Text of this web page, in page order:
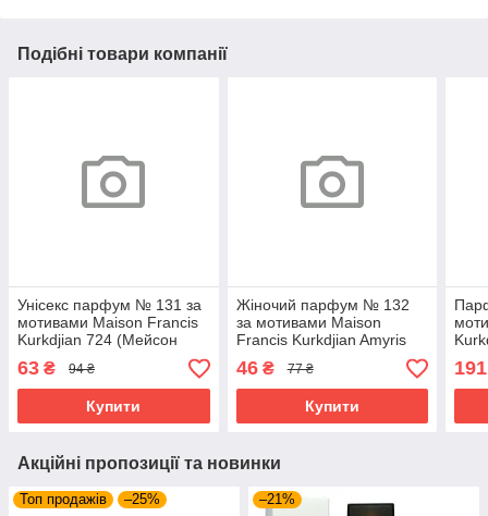
Подібні товари компанії
Унісекс парфум № 131 за
мотивами Maison Francis
Kurkdjian 724 (Мейсон
Франціс Куркуджан) 12
мл. ОПТ
63 ₴ 94 ₴
Купити
Жіночий парфум № 132
за мотивами Maison
Francis Kurkdjian Amyris
Femme (Мейсон Франсис
Куркджан Амеріс Фемм)
12 мл. ОПТ
46₴ 77 ₴
Купити
МЛ
191
Акційні пропозиції та новинки
Топ продажів –25% –21%